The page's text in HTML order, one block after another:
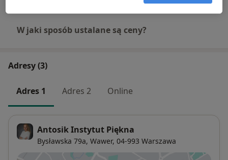
W jaki sposób ustalane są ceny?
Adresy (3)
Adres 1 Adres 2 Online
Antosik Instytut Piękna
Bysławska 79a, Wawer, 04-993 Warszawa